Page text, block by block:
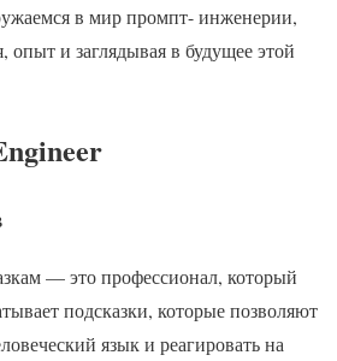
в мир промпт- инженерии,
опыт и заглядывая в будущее этой
— это профессионал, который
подсказки, которые позволяют
язык и реагировать на